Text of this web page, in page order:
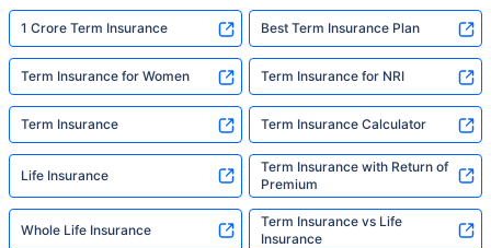
1 Crore Term Insurance Best Term Insurance Plan
Term Insurance for Women Term Insurance for NRI
Term Insurance Term Insurance Calculator
Life Insurance
Term Insurance with Return of
Premium
Whole Life Insurance
Term Insurance vs Life
Insurance
आहे — धूम्रपान न करणाऱ्या, कोणतेही पूर्व-विद्यमान आजार नसलेल्या व्यक्तीसाठी, 46 वर्षे वयापर्यंत कव्हर। *₹1,376 प्रति
महिना, 1 कोटीच्या टर्म लाइफ विम्यासाठी सुरुवातीची किंमत आहे — धूम्रपान न करणाऱ्या, कोणतेही पूर्व-विद्यमान आजार नसलेल्या